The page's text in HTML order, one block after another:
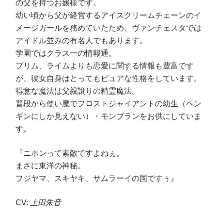
の父を持つお嬢様です。
幼い頃から父が経営するアイスクリームチェーンのイ
メージガールを務めていたため、ヴァンチェスタでは
アイドル並みの有名人でもあります。
学園ではクラス一の情報通。
プリム、ライムよりも恋愛に関する情報も豊富です
が、彼女自身はとってもピュアな性格をしています。
得意な魔法は父親譲りの精霊魔法。
普段から使い魔でフロストジャイアントの幼生（ペン
ギンにしか見えない）・モンブランをお供にしていま
す。
『ニホンって素敵ですよねぇ。
まさに東洋の神秘。
フジヤマ、スキヤキ、サムラーイの国ですぅ』
CV: 上田朱音